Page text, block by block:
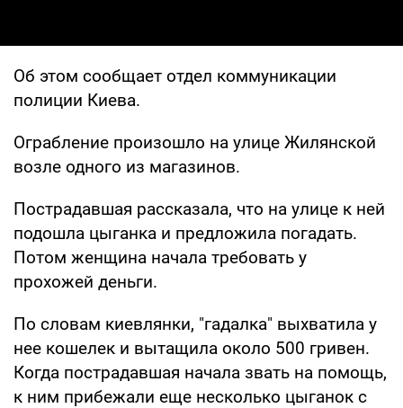
Об этом сообщает отдел коммуникации
полиции Киева.
Ограбление произошло на улице Жилянской
возле одного из магазинов.
Пострадавшая рассказала, что на улице к ней
подошла цыганка и предложила погадать.
Потом женщина начала требовать у
прохожей деньги.
По словам киевлянки, "гадалка" выхватила у
нее кошелек и вытащила около 500 гривен.
Когда пострадавшая начала звать на помощь,
к ним прибежали еще несколько цыганок с